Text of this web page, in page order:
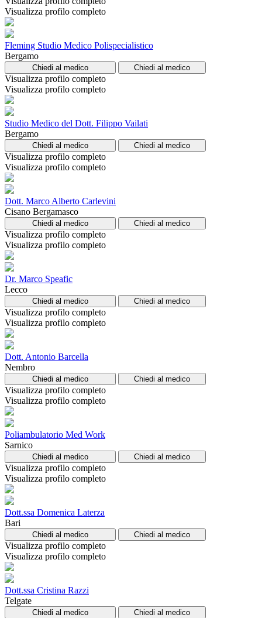
Visualizza profilo completo
Fleming Studio Medico Polispecialistico
Bergamo
Chiedi al medico Chiedi al medico
Visualizza profilo completo
Visualizza profilo completo
Studio Medico del Dott. Filippo Vailati
Bergamo
Chiedi al medico Chiedi al medico
Visualizza profilo completo
Visualizza profilo completo
Dott. Marco Alberto Carlevini
Cisano Bergamasco
Chiedi al medico Chiedi al medico
Visualizza profilo completo
Visualizza profilo completo
Dr. Marco Speafic
Lecco
Chiedi al medico Chiedi al medico
Visualizza profilo completo
Visualizza profilo completo
Dott. Antonio Barcella
Nembro
Chiedi al medico Chiedi al medico
Visualizza profilo completo
Visualizza profilo completo
Poliambulatorio Med Work
Sarnico
Chiedi al medico Chiedi al medico
Visualizza profilo completo
Visualizza profilo completo
Dott.ssa Domenica Laterza
Bari
Chiedi al medico Chiedi al medico
Visualizza profilo completo
Visualizza profilo completo
Dott.ssa Cristina Razzi
Telgate
Chiedi al medico Chiedi al medico